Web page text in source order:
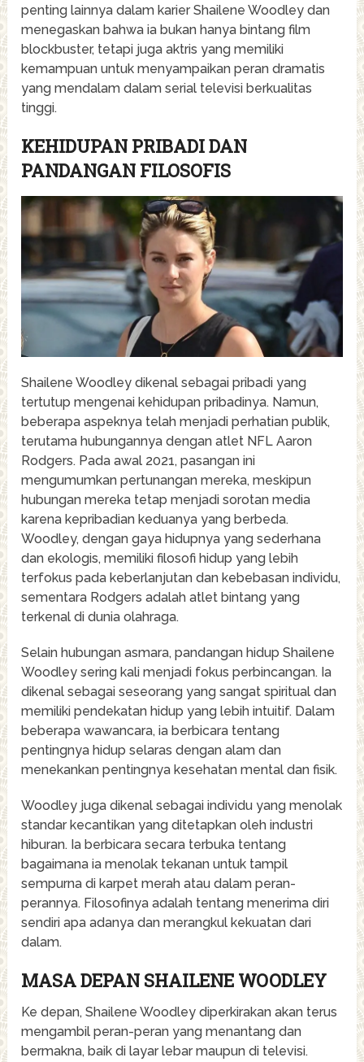
penting lainnya dalam karier Shailene Woodley dan
menegaskan bahwa ia bukan hanya bintang film
blockbuster, tetapi juga aktris yang memiliki
kemampuan untuk menyampaikan peran dramatis
yang mendalam dalam serial televisi berkualitas
tinggi.
KEHIDUPAN PRIBADI DAN
PANDANGAN FILOSOFIS
Shailene Woodley dikenal sebagai pribadi yang
tertutup mengenai kehidupan pribadinya. Namun,
beberapa aspeknya telah menjadi perhatian publik,
terutama hubungannya dengan atlet NFL Aaron
Rodgers. Pada awal 2021, pasangan ini
mengumumkan pertunangan mereka, meskipun
hubungan mereka tetap menjadi sorotan media
karena kepribadian keduanya yang berbeda.
Woodley, dengan gaya hidupnya yang sederhana
dan ekologis, memiliki filosofi hidup yang lebih
terfokus pada keberlanjutan dan kebebasan individu,
sementara Rodgers adalah atlet bintang yang
terkenal di dunia olahraga.
Selain hubungan asmara, pandangan hidup Shailene
Woodley sering kali menjadi fokus perbincangan. Ia
dikenal sebagai seseorang yang sangat spiritual dan
memiliki pendekatan hidup yang lebih intuitif. Dalam
beberapa wawancara, ia berbicara tentang
pentingnya hidup selaras dengan alam dan
menekankan pentingnya kesehatan mental dan fisik.
Woodley juga dikenal sebagai individu yang menolak
standar kecantikan yang ditetapkan oleh industri
hiburan. Ia berbicara secara terbuka tentang
bagaimana ia menolak tekanan untuk tampil
sempurna di karpet merah atau dalam peran-
perannya. Filosofinya adalah tentang menerima diri
sendiri apa adanya dan merangkul kekuatan dari
dalam.
MASA DEPAN SHAILENE WOODLEY
Ke depan, Shailene Woodley diperkirakan akan terus
mengambil peran-peran yang menantang dan
bermakna, baik di layar lebar maupun di televisi.